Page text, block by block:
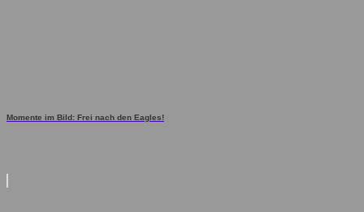
Momente im Bild: Frei nach den Eagles!